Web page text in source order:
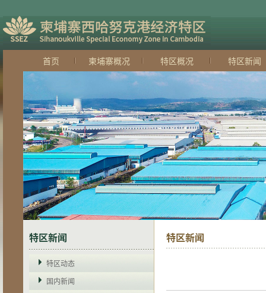
首页 柬埔寨概况 特区概况 特区新闻
特区新闻
特区动态
国内新闻
特区新闻